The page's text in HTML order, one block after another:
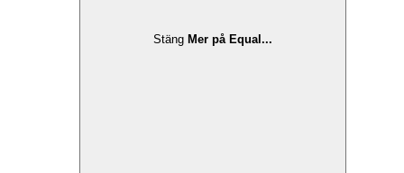
Stäng Mer på Equal...